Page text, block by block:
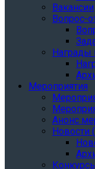
Вакансии
Вопрос-
Награды
Мероприятия
Анонс
Новости